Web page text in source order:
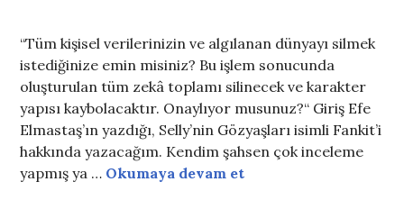
“Tüm kişisel verilerinizin ve algılanan dünyayı silmek
istediğinize emin misiniz? Bu işlem sonucunda
oluşturulan tüm zekâ toplamı silinecek ve karakter
yapısı kaybolacaktır. Onaylıyor musunuz?“ Giriş Efe
Elmastaş’ın yazdığı, Selly’nin Gözyaşları isimli Fankit’i
hakkında yazacağım. Kendim şahsen çok inceleme
yapmış ya … Okumaya devam etSelly’nin Gözyaşları